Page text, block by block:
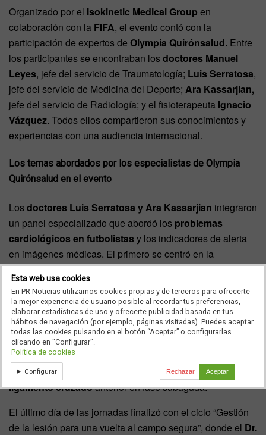
Organizado por el Isokinetic Medical Group en
colaboración con la FIFA, el evento contó con la
participación de expertos de Olympia Quirónsalud. Entre
los participantes se encontraban losdoctores Manuel
Leyes, jefe del servicio de Traumatología; Luis Serratosa,
jefe del servicio de Medicina del Deporte; Ara Kassarjian,
jefe del servicio de Radiología; y el fisioterapeuta Ignacio
Vázquez. Todos ellos compartieron sus conocimientos y
experiencias con una audiencia internacional.
Los temas abordados por los especialistas de Olympia
Quirónsalud en el evento
Losdoctores Luis Serratosa y Ara Kassarjian integraron
un panel especializado que abordó los problemas
cardiológicos en futbolistas y los indicadores de alerta
en imágenes médicas. El primero se centró en la
identificación de signos cardíacos relevantes, mientras que
Kassarjiananalizó los aspectos críticos del dolor lumbar
en futbolistas.
Por su parte,Ignacio Vázquez, experto en entrenamiento
personalizado y graduado en Ciencias de la Actividad
Física y el Deporte, presentó el
efectos en la
recuperación de pacientes con lesión del
ligamento cruzadoanterior en fase subaguda.
El último día de las jornadas finalizó con el ciclo “Gestión
de la lesión para una vuelta al campo segura”, donde el Dr.
Esta web usa cookies
En PR Noticias utilizamos cookies propias y de terceros para ofrecerte
la mejor experiencia de usuario posible al recordar tus preferencias,
elaborar estadísticas de uso y ofrecerte publicidad basada en tus
hábitos de navegación (por ejemplo, páginas visitadas). Puedes aceptar
todas las cookies pulsando en el botón “Aceptar” o configurarlas
clicando en "Configurar".
Política de cookies
Configurar Rechazar Aceptar